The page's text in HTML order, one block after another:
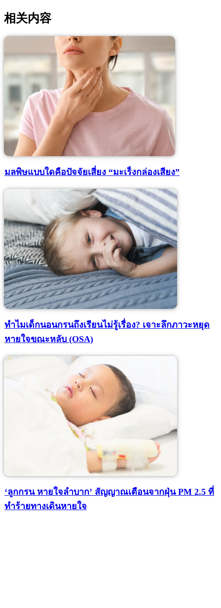
相关内容
มลพิษแบบใดคือปัจจัยเสี่ยง “มะเร็งกล่องเสียง”
ทำไมเด็กนอนกรนถึงเรียนไม่รู้เรื่อง? เจาะลึกภาวะหยุด
หายใจขณะหลับ (OSA)
‘ลูกกรน หายใจลำบาก’ สัญญาณเตือนจากฝุ่น PM 2.5 ที่
ทำร้ายทางเดินหายใจ